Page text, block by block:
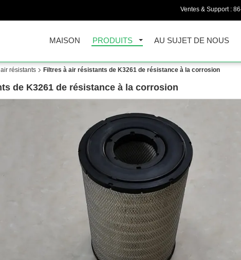
Ventes & Support :
MAISON PRODUITS AU SUJET DE NOUS
résistants Filtres à air résistants de K3261 de résistance à la corrosion
de K3261 de résistance à la corrosion